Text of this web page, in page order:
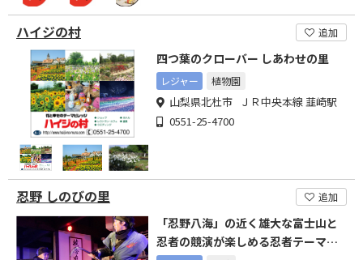
ハイジの村 追加
四つ葉のクローバー しあわせの里
レジャー 植物園
山梨県北杜市 ＪＲ中央本線 韮崎駅
0551-25-4700
忍野 しのびの里 追加
「忍野八海」の近く雄大な富士山と
忍者の競演が楽しめる忍者テーマヴ